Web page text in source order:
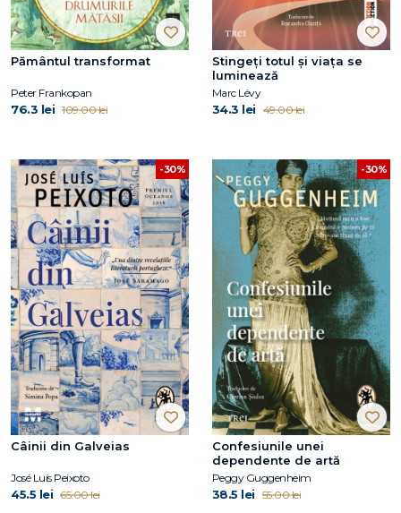
Pământul transformat
Peter Frankopan
76.3 lei 109.00 lei
Stingeți totul și viața se
luminează
Marc Lévy
34.3 lei 49.00 lei
-30%
Câinii din Galveias
José Luís Peixoto
45.5 lei 65.00 lei
-30%
Confesiunile unei
dependente de artă
Peggy Guggenheim
38.5 lei 55.00 lei